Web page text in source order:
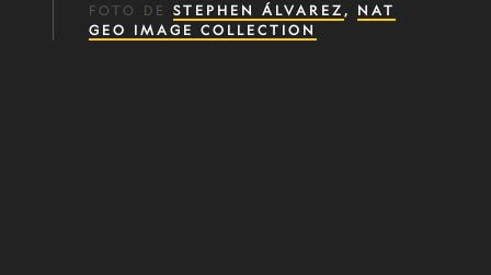
FOTO DE STEPHEN ÁLVAREZ , NAT
GEO IMAGE COLLECTION